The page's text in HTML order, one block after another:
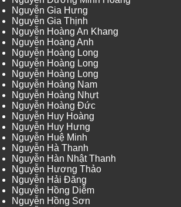
Nguyễn Gia Hưng
Nguyễn Gia Thịnh
Nguyễn Hoàng An Khang
Nguyễn Hoàng Anh
Nguyễn Hoàng Long
Nguyễn Hoàng Long
Nguyễn Hoàng Long
Nguyễn Hoàng Nam
Nguyễn Hoàng Nhựt
Nguyễn Hoàng Đức
Nguyễn Huy Hoàng
Nguyễn Huy Hưng
Nguyễn Huệ Minh
Nguyễn Hà Thanh
Nguyễn Hàn Nhật Thanh
Nguyễn Hương Thảo
Nguyễn Hải Đăng
Nguyễn Hồng Diễm
Nguyễn Hồng Sơn